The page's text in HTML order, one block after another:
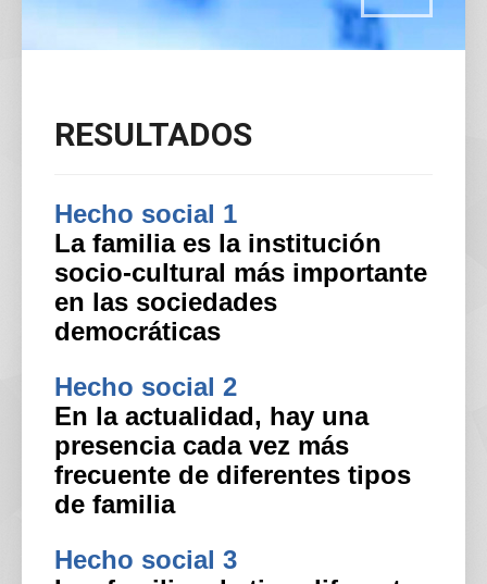
RESULTADOS
Hecho social 1
La familia es la institución
socio-cultural más importante
en las sociedades
democráticas
Hecho social 2
En la actualidad, hay una
presencia cada vez más
frecuente de diferentes tipos
de familia
Hecho social 3